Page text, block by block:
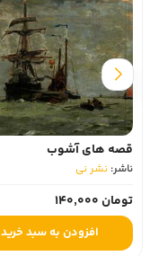
قصه های آشوب
ناشر: نشر نی
تومان 140,000
افزودن به سبد خرید